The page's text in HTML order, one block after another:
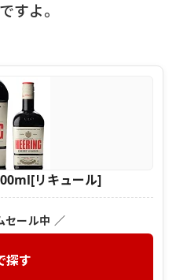
すよ。
リキュール]
セール中 ／
探す